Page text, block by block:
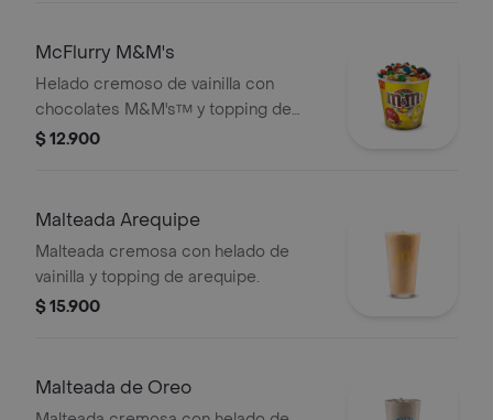
McFlurry M&M's
Helado cremoso de vainilla con
chocolates M&M's™ y topping de
arequipe.
$ 12.900
Malteada Arequipe
Malteada cremosa con helado de
vainilla y topping de arequipe.
$ 15.900
Malteada de Oreo